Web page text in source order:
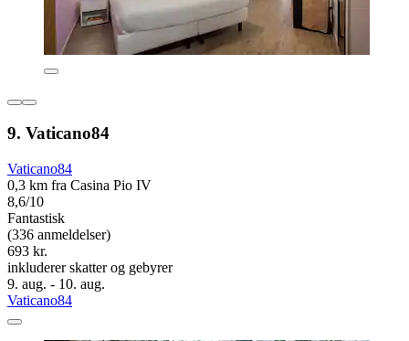
9. Vaticano84
Vaticano84
0,3 km fra Casina Pio IV
8,6/10
Fantastisk
(336 anmeldelser)
693 kr.
inkluderer skatter og gebyrer
9. aug. - 10. aug.
Vaticano84